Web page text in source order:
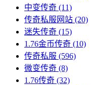
中变传奇 (11)
传奇私服网站 (20)
迷失传奇 (15)
1.76金币传奇 (10)
传奇私服 (596)
微变传奇 (8)
1.76传奇 (32)